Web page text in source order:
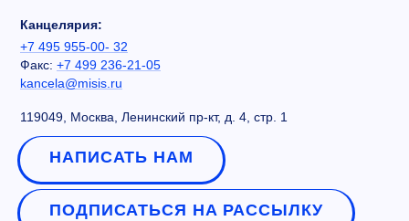
Канцелярия:
+7 495 955-00- 32
Факс: +7 499 236-21-05
kancela@misis.ru
119049, Москва, Ленинский пр-кт, д. 4, стр. 1
НАПИСАТЬ НАМ
ПОДПИСАТЬСЯ НА РАССЫЛКУ